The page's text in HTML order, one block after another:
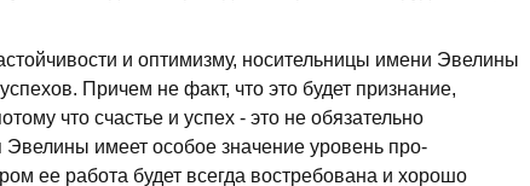
и оптимизму, носительницы имени Эвелины
Причем не факт, что это будет признание,
что счастье и успех - это не обязательно
имеет особое значение уровень про­
ее работа будет всегда востребована и хорошо